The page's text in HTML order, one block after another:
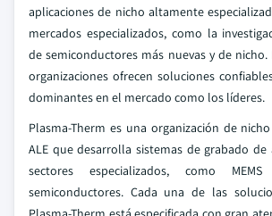
aplicaciones de nicho altamente
mercados especializados, como la
de semiconductores más nuevas y de
organizaciones ofrecen soluciones
dominantes en el mercado como los líderes.
Plasma-Therm es una organización de
ALE que desarrolla sistemas de grabado
sectores especializados, como
semiconductores. Cada una de las